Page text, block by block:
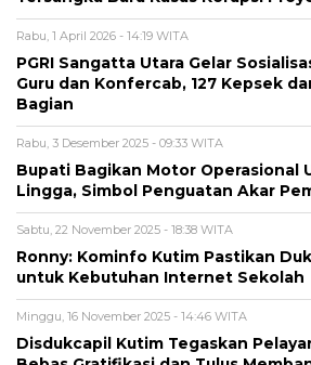
Rabu, 1 April 2026 - 14:19 WITA
PGRI Sangatta Utara Gelar
Guru dan Konfercab, 127 Kepsek
Bagian
Rabu, 3 Desember 2025 - 09:33 WITA
Bupati Bagikan Motor Operasional
Lingga, Simbol Penguatan Akar
Sabtu, 22 November 2025 - 18:38 WITA
Ronny: Kominfo Kutim Pastikan
untuk Kebutuhan Internet Sekolah
Minggu, 16 November 2025 - 14:46 WITA
Disdukcapil Kutim Tegaskan